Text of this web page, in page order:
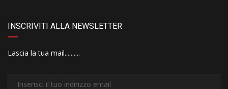
INSCRIVITI ALLA NEWSLETTER
Lascia la tua mail..........